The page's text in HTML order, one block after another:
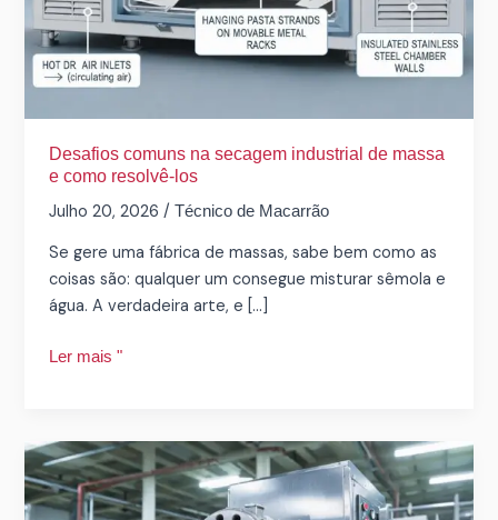
Desafios comuns na secagem industrial de massa
e como resolvê-los
Julho 20, 2026/Técnico de Macarrão
Se gere uma fábrica de massas, sabe bem como as
coisas são: qualquer um consegue misturar sêmola e
água. A verdadeira arte, e […]
Ler mais "
Como
iniciar
um